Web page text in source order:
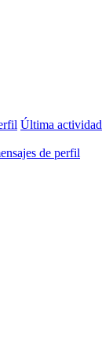
Última actividad
de perfil